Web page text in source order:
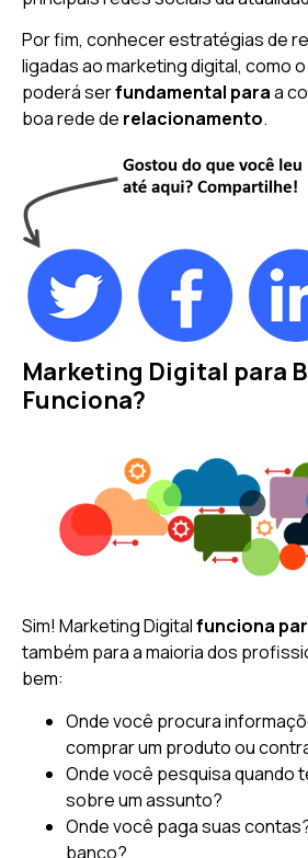
Por fim, conhecer estratégias de
ligadas ao marketing digital, como
poderá serfundamental paraa
boa rede de relacionamento.
Marketing Digital para
Funciona?
Sim! Marketing Digitalfunciona
também para a maioria dos
bem:
Onde você procura
comprar um produto ou
Onde você pesquisa quando
sobre um assunto?
Onde você paga suas
banco?